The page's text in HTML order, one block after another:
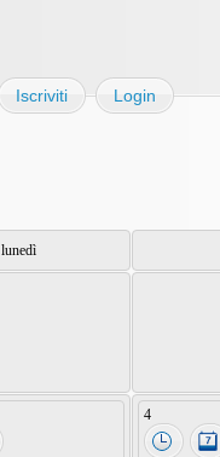
Iscriviti Login
lunedì
4